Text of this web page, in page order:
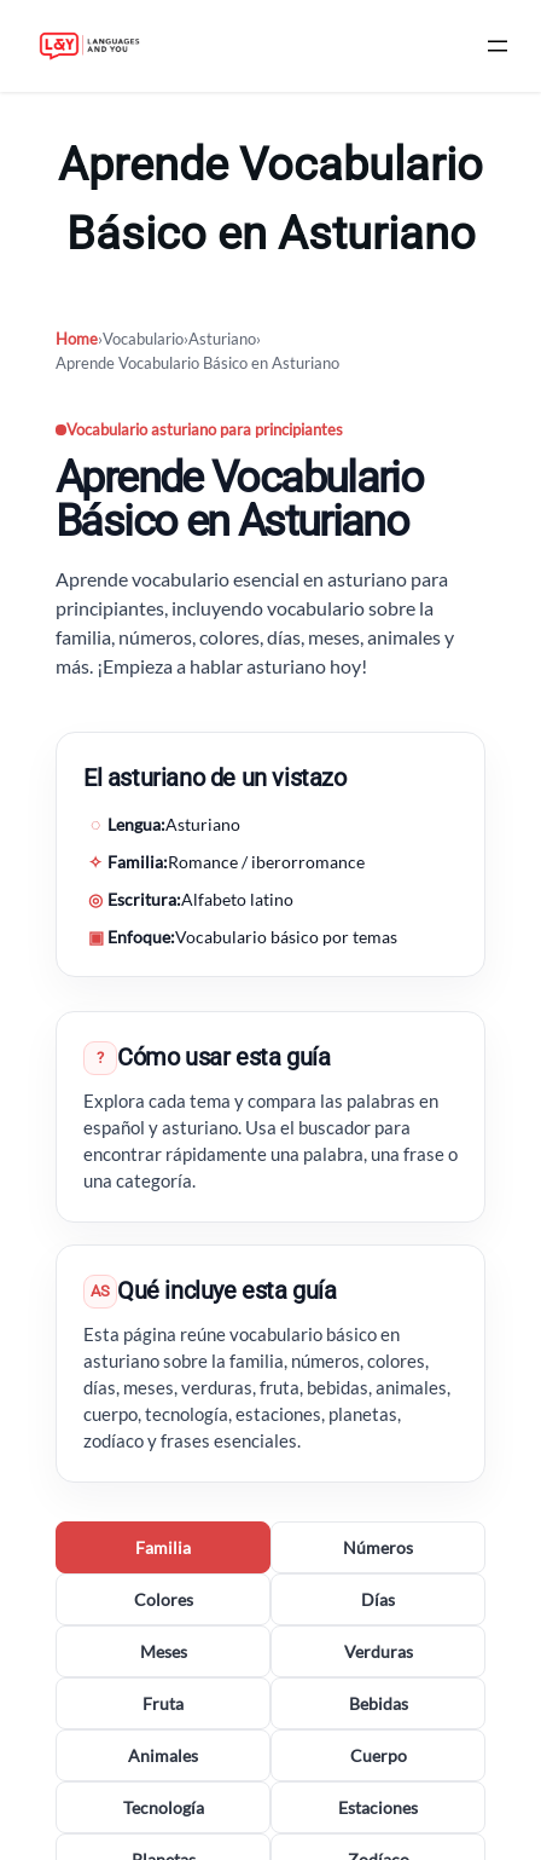
contentAprende Vocabulario
Básico en Asturiano
Home›Vocabulario›Asturiano›
Aprende Vocabulario Básico en Asturiano
Vocabulario asturiano para principiantes
Aprende Vocabulario
Básico en Asturiano
Aprende vocabulario esencial en asturiano para
principiantes, incluyendo vocabulario sobre la
familia, números, colores, días, meses, animales y
más. ¡Empieza a hablar asturiano hoy!
El asturiano de un vistazo
◌ Lengua:Asturiano
✧ Familia:Romance / iberorromance
◎ Escritura:Alfabeto latino
▣ Enfoque:Vocabulario básico por temas
? Cómo usar esta guía
Explora cada tema y compara las palabras en
español y asturiano. Usa el buscador para
encontrar rápidamente una palabra, una frase o
una categoría.
AS Qué incluye esta guía
Esta página reúne vocabulario básico en
asturiano sobre la familia, números, colores,
días, meses, verduras, fruta, bebidas, animales,
cuerpo, tecnología, estaciones, planetas,
zodíaco y frases esenciales.
Familia Números
Colores Días
Meses Verduras
Fruta Bebidas
Animales Cuerpo
Tecnología Estaciones